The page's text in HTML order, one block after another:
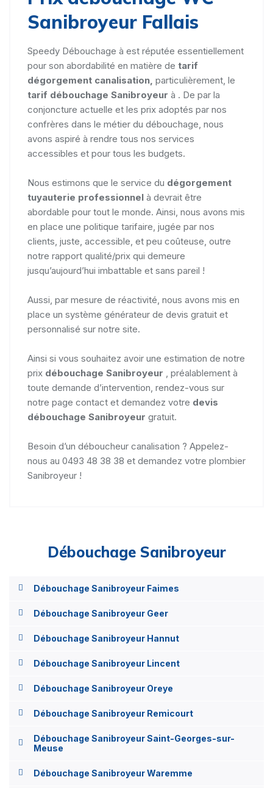
Sanibroyeur Fallais
Speedy Débouchage à est réputée essentiellement
pour son abordabilité en matière de tarif
dégorgement canalisation, particulièrement, le
tarif débouchage Sanibroyeur à . De par la
conjoncture actuelle et les prix adoptés par nos
confrères dans le métier du débouchage, nous
avons aspiré à rendre tous nos services
accessibles et pour tous les budgets.
Nous estimons que le service du dégorgement
tuyauterie professionnel à devrait être
abordable pour tout le monde. Ainsi, nous avons mis
en place une politique tarifaire, jugée par nos
clients, juste, accessible, et peu coûteuse, outre
notre rapport qualité/prix qui demeure
jusqu’aujourd’hui imbattable et sans pareil !
Aussi, par mesure de réactivité, nous avons mis en
place un système générateur de devis gratuit et
personnalisé sur notre site.
Ainsi si vous souhaitez avoir une estimation de notre
prix débouchage Sanibroyeur
, préalablement à
toute demande d’intervention, rendez-vous sur
notre page contact et demandez votre devis
débouchage Sanibroyeur gratuit.
Besoin d’un déboucheur canalisation ? Appelez-
nous au 0493 48 38 38 et demandez votre plombier
Sanibroyeur !
Débouchage Sanibroyeur
Débouchage Sanibroyeur Faimes
Débouchage Sanibroyeur Geer
Débouchage Sanibroyeur Hannut
Débouchage Sanibroyeur Lincent
Débouchage Sanibroyeur Oreye
Débouchage Sanibroyeur Remicourt
Débouchage Sanibroyeur Saint-Georges-sur-
Meuse
Débouchage Sanibroyeur Waremme